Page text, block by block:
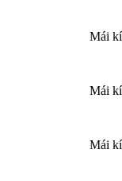
Mái
Mái
Mái